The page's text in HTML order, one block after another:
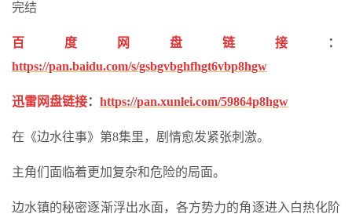
完结
百度网盘链接
：
https://pan.baidu.com/s/gsbgvbghfhgt6vbp8hgw
迅雷网盘链接： https://pan.xunlei.com/59864p8hgw
在《边水往事》第8集里，剧情愈发紧张刺激。
主角们面临着更加复杂和危险的局面。
边水镇的秘密逐渐浮出水面，各方势力的角逐进入白热化阶